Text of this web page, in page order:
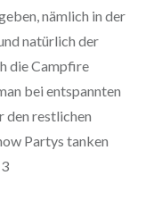
nämlich in der
natürlich der
die Campfire
bei entspannten
den restlichen
Partys tanken